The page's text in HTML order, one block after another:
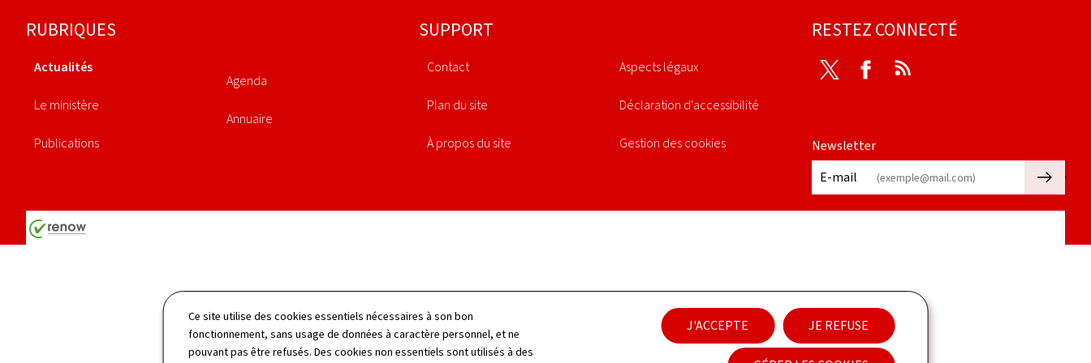
Ce site utilise des cookies essentiels nécessaires à son bon
fonctionnement, sans usage de données à caractère personnel, et ne
pouvant pas être refusés. Des cookies non essentiels sont utilisés à des
J'ACCEPTE JE REFUSE
Pied
de
RUBRIQUES
Actualités
Le ministère
Publications
Agenda
Annuaire
SUPPORT
Contact
Plan du site
À propos du site
Aspects légaux
Déclaration d'accessibilité
Gestion des cookies
RESTEZ CONNECTÉ
Twitter Facebook
Newsletter
E-mail
🡒